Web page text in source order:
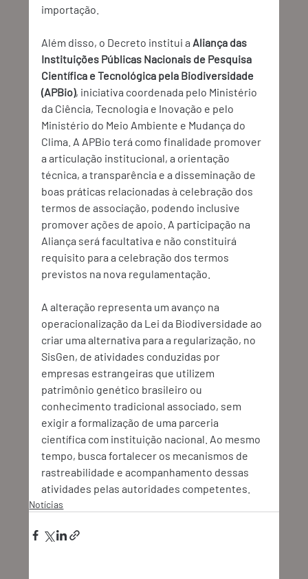
importação.
Além disso, o Decreto institui a Aliança das
Instituições Públicas Nacionais de Pesquisa
Científica e Tecnológica pela Biodiversidade
(APBio), iniciativa coordenada pelo Ministério
da Ciência, Tecnologia e Inovação e pelo
Ministério do Meio Ambiente e Mudança do
Clima. A APBio terá como finalidade promover
a articulação institucional, a orientação
técnica, a transparência e a disseminação de
boas práticas relacionadas à celebração dos
termos de associação, podendo inclusive
promover ações de apoio. A participação na
Aliança será facultativa e não constituirá
requisito para a celebração dos termos
previstos na nova regulamentação.
A alteração representa um avanço na
operacionalização da Lei da Biodiversidade ao
criar uma alternativa para a regularização, no
SisGen, de atividades conduzidas por
empresas estrangeiras que utilizem
patrimônio genético brasileiro ou
conhecimento tradicional associado, sem
exigir a formalização de uma parceria
científica com instituição nacional. Ao mesmo
tempo, busca fortalecer os mecanismos de
rastreabilidade e acompanhamento dessas
atividades pelas autoridades competentes.
Notícias